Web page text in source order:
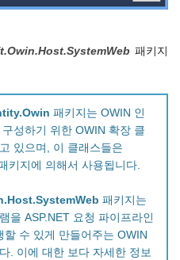
패키지
패키지는 OWIN 인
성하기 위한 OWIN 확장 클
있으며, 이 클래스들은
키지에 의해서 사용됩니다.
패키지는
을 ASP.NET 요청 파이프라인
수 있게 만들어주는 OWIN
. 이에 대한 보다 자세한 정보